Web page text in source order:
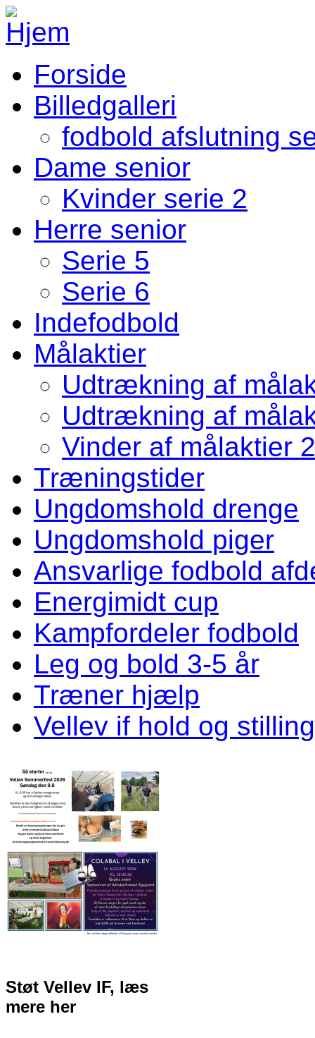
Gå til hovedindhold
Fodbold Menu
Forside
Billedgalleri
fodbold afslutning
Dame senior
Kvinder serie 2
Herre senior
Serie 5
Serie 6
Indefodbold
Målaktier
Udtrækning af
Udtrækning af
Vinder af målaktier
Træningstider
Ungdomshold drenge
Ungdomshold piger
Ansvarlige fodbold
Energimidt cup
Kampfordeler fodbold
Leg og bold 3-5 år
Træner hjælp
Vellev if hold og
Støt Vellev IF, læs
mere her